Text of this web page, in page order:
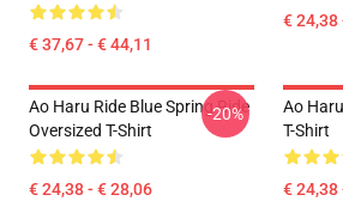
€ 37,67 - € 44,11
€ 24,38
Ao Haru Ride Blue Spring Ride
Oversized T-Shirt
€ 24,38 - € 28,06
-20%
Ao
T-Shirt
€ 24,38